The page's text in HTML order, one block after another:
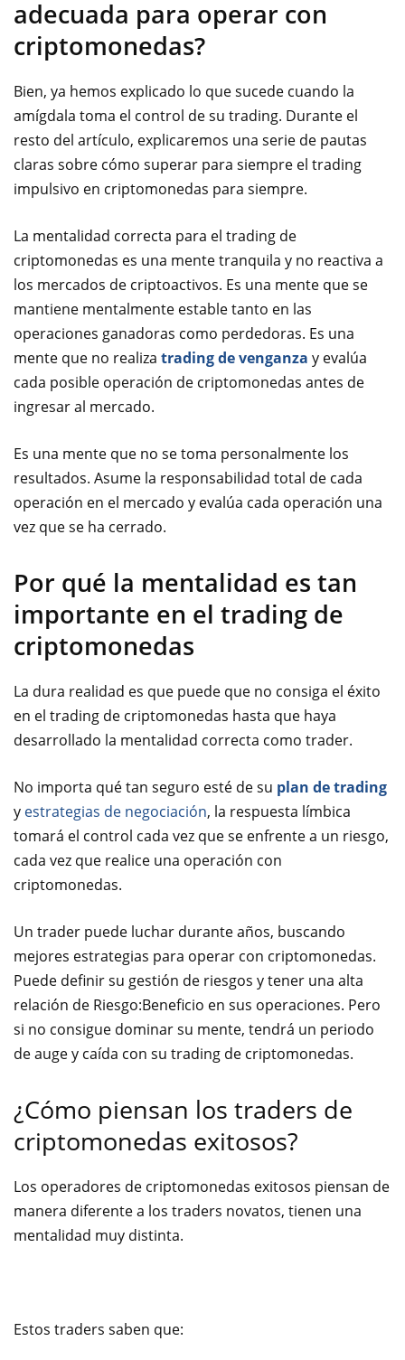
adecuada para operar con
criptomonedas?
Bien, ya hemos explicado lo que sucede cuando la
amígdala toma el control de su trading. Durante el
resto del artículo, explicaremos una serie de pautas
claras sobre cómo superar para siempre el trading
impulsivo en criptomonedas para siempre.
La mentalidad correcta para el trading de
criptomonedas es una mente tranquila y no reactiva a
los mercados de criptoactivos. Es una mente que se
mantiene mentalmente estable tanto en las
operaciones ganadoras como perdedoras. Es una
mente que no realiza trading de venganza y evalúa
cada posible operación de criptomonedas antes de
ingresar al mercado.
Es una mente que no se toma personalmente los
resultados. Asume la responsabilidad total de cada
operación en el mercado y evalúa cada operación una
vez que se ha cerrado.
Por qué la mentalidad es tan
importante en el trading de
criptomonedas
La dura realidad es que puede que no consiga el éxito
en el trading de criptomonedas hasta que haya
desarrollado la mentalidad correcta como trader.
No importa qué tan seguro esté de su plan de trading
y estrategias de negociación, la respuesta límbica
tomará el control cada vez que se enfrente a un riesgo,
cada vez que realice una operación con
criptomonedas.
Un trader puede luchar durante años, buscando
mejores estrategias para operar con criptomonedas.
Puede definir su gestión de riesgos y tener una alta
relación de Riesgo:Beneficio en sus operaciones. Pero
si no consigue dominar su mente, tendrá un periodo
de auge y caída con su trading de criptomonedas.
¿Cómo piensan los traders de
criptomonedas exitosos?
Los operadores de criptomonedas exitosos piensan de
manera diferente a los traders novatos, tienen una
mentalidad muy distinta.
Estos traders saben que: